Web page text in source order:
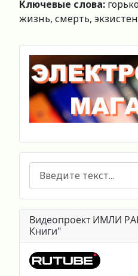
Ключевые слова:
жизнь, смерть,
Поиск
Видеопроект ИМЛИ
Книги"